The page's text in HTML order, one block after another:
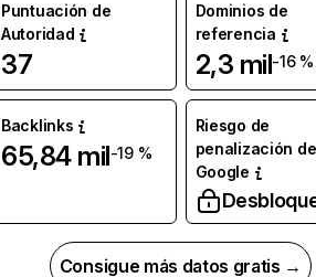
Puntuación de
Autoridad
37
Dominios de
referencia
2,3 mil-16 %
Backlinks
65,84 mil-19 %
Riesgo de
penalización de
Google
Consigue más datos gratis →